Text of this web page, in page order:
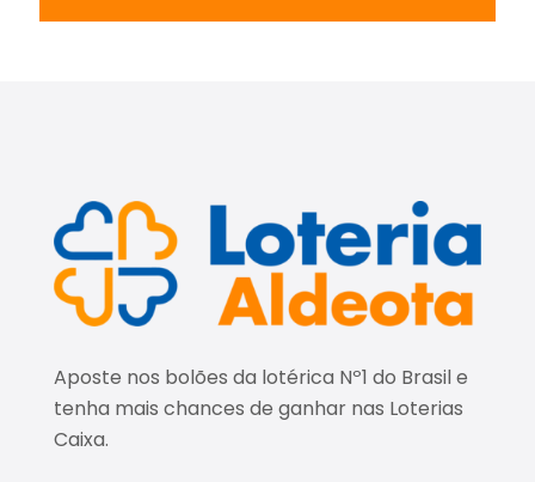
Aposte nos bolões da lotérica Nº1 do Brasil e
tenha mais chances de ganhar nas Loterias
Caixa.